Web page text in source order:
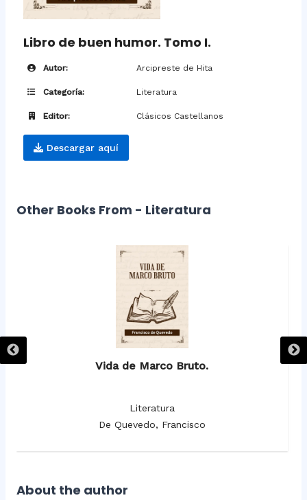
Libro de buen humor. Tomo I.
Autor: Arcipreste de Hita
Categoría: Literatura
Editor: Clásicos Castellanos
Descargar aquí
Other Books From - Literatura
Vida de Marco Bruto.
Literatura
De Quevedo, Francisco
About the author